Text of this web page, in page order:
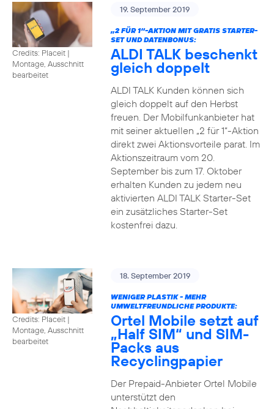
Credits: Placeit |
Montage, Ausschnitt
bearbeitet
19. September 2019
„2 FÜR 1“-AKTION MIT GRATIS STARTER-
SET UND DATENBONUS:
ALDI TALK beschenkt
gleich doppelt
ALDI TALK Kunden können sich
gleich doppelt auf den Herbst
freuen. Der Mobilfunkanbieter hat
mit seiner aktuellen „2 für 1“-Aktion
direkt zwei Aktionsvorteile parat. Im
Aktionszeitraum vom 20.
September bis zum 17. Oktober
erhalten Kunden zu jedem neu
aktivierten ALDI TALK Starter-Set
ein zusätzliches Starter-Set
kostenfrei dazu.
Credits: Placeit |
Montage, Ausschnitt
bearbeitet
18. September 2019
WENIGER PLASTIK - MEHR
UMWELTFREUNDLICHE PRODUKTE:
Ortel Mobile setzt auf
„Half SIM“ und SIM-
Packs aus
Recyclingpapier
Der Prepaid-Anbieter Ortel Mobile
unterstützt den